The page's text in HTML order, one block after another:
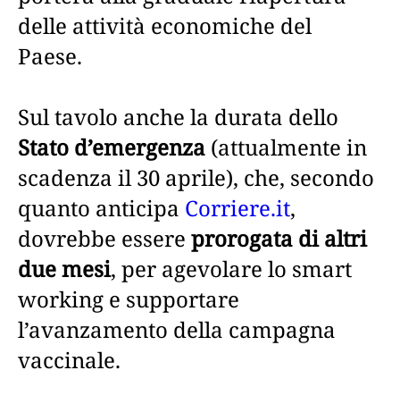
delle attività economiche del
Paese.
Sul tavolo anche la durata dello
Stato d’emergenza (attualmente in
scadenza il 30 aprile), che, secondo
quanto anticipa Corriere.it,
dovrebbe essere prorogata di altri
due mesi, per agevolare lo smart
working e supportare
l’avanzamento della campagna
vaccinale.